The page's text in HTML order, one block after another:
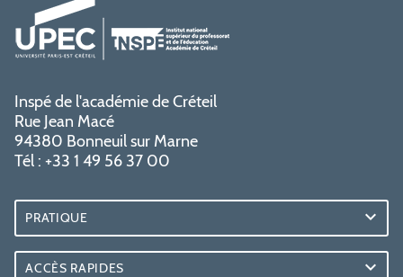
Inspé de l'académie de Créteil
Rue Jean Macé
94380 Bonneuil sur Marne
Tél : +33 1 49 56 37 00
PRATIQUE
ACCÈS RAPIDES